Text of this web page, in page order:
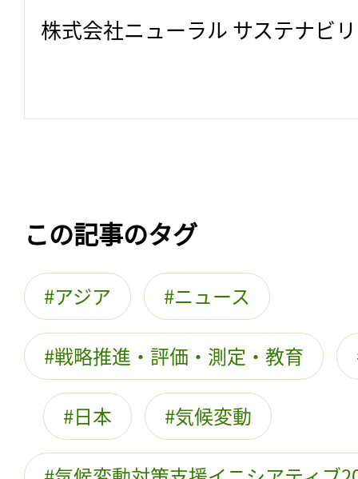
株式会社ニューラル サステナビ
この記事のタグ
アジア ニュース
戦略推進・評価・測定・教育
日本 気候変動